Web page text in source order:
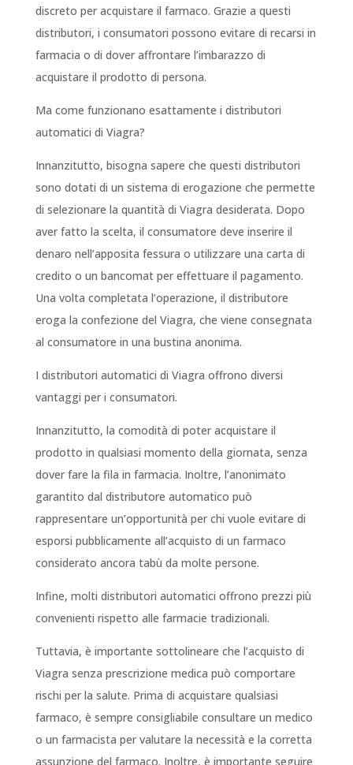
discreto per acquistare il farmaco. Grazie a questi
distributori, i consumatori possono evitare di recarsi in
farmacia o di dover affrontare l’imbarazzo di
acquistare il prodotto di persona.
Ma come funzionano esattamente i distributori
automatici di Viagra?
Innanzitutto, bisogna sapere che questi distributori
sono dotati di un sistema di erogazione che permette
di selezionare la quantità di Viagra desiderata. Dopo
aver fatto la scelta, il consumatore deve inserire il
denaro nell’apposita fessura o utilizzare una carta di
credito o un bancomat per effettuare il pagamento.
Una volta completata l’operazione, il distributore
eroga la confezione del Viagra, che viene consegnata
al consumatore in una bustina anonima.
I distributori automatici di Viagra offrono diversi
vantaggi per i consumatori.
Innanzitutto, la comodità di poter acquistare il
prodotto in qualsiasi momento della giornata, senza
dover fare la fila in farmacia. Inoltre, l’anonimato
garantito dal distributore automatico può
rappresentare un’opportunità per chi vuole evitare di
esporsi pubblicamente all’acquisto di un farmaco
considerato ancora tabù da molte persone.
Infine, molti distributori automatici offrono prezzi più
convenienti rispetto alle farmacie tradizionali.
Tuttavia, è importante sottolineare che l’acquisto di
Viagra senza prescrizione medica può comportare
rischi per la salute. Prima di acquistare qualsiasi
farmaco, è sempre consigliabile consultare un medico
o un farmacista per valutare la necessità e la corretta
assunzione del farmaco. Inoltre, è importante seguire